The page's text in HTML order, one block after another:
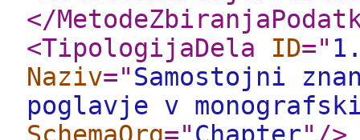
</
<TipologijaDela
ID="
Naziv="Samostojni
poglavje v